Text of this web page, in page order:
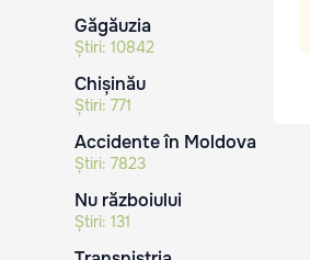
Găgăuzia
Știri: 10842
Chișinău
Știri: 771
Accidente în Moldova
Știri: 7823
Nu războiului
Știri: 131